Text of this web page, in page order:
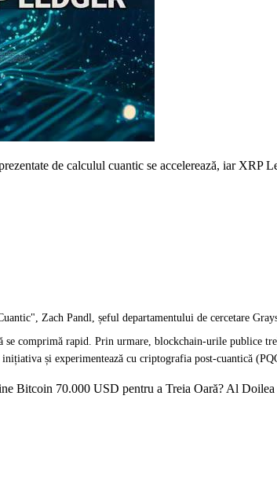
de calculul cuantic se accelerează, iar XRP
Zach Pandl, șeful departamentului de cercetare
comprimă rapid. Prin urmare, blockchain-urile publice
și experimentează cu criptografia post-cuantică
Bitcoin 70.000 USD pentru a Treia Oară? Al